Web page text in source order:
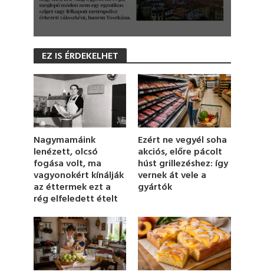
s
o
d
s
o
f
m
i
n
u
e
,
5
s
e
c
o
n
EZ IS ÉRDEKELHET
Nagymamáink
lenézett, olcsó
fogása volt, ma
vagyonokért kínálják
az éttermek ezt a
rég elfeledett ételt
Ezért ne vegyél soha
akciós, előre pácolt
húst grillezéshez: így
vernek át vele a
gyártók